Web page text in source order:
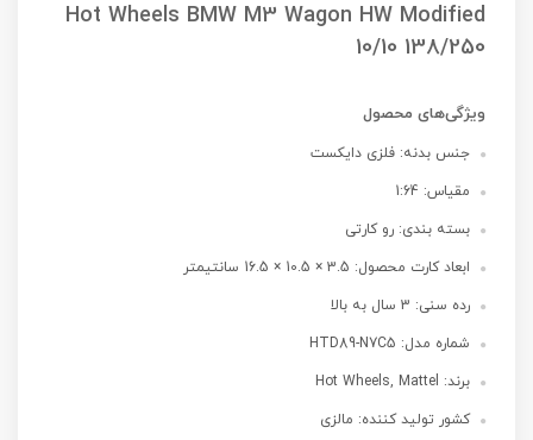
Hot Wheels BMW M3 Wagon HW Modified
10/10 138/250
ویژگی‌های محصول
جنس بدنه: فلزی دایکست
مقیاس: 1:64
بسته بندی: رو کارتی
ابعاد کارت محصول: 3.5 × 10.5 × 16.5 سانتیمتر
رده سنی: 3 سال به بالا
شماره مدل: HTD89-N7C5
برند: Hot Wheels, Mattel
کشور تولید کننده: مالزی